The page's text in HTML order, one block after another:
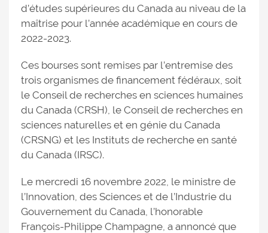
d’études supérieures du Canada au niveau de la
maîtrise pour l’année académique en cours de
2022-2023.
Ces bourses sont remises par l’entremise des
trois organismes de financement fédéraux, soit
le Conseil de recherches en sciences humaines
du Canada (CRSH), le Conseil de recherches en
sciences naturelles et en génie du Canada
(CRSNG) et les Instituts de recherche en santé
du Canada (IRSC).
Le mercredi 16 novembre 2022, le ministre de
l’Innovation, des Sciences et de l’Industrie du
Gouvernement du Canada, l’honorable
François-Philippe Champagne, a annoncé que